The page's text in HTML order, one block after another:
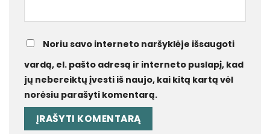
Noriu savo interneto naršyklėje išsaugoti
vardą, el. pašto adresą ir interneto puslapį, kad
jų nebereiktų įvesti iš naujo, kai kitą kartą vėl
norėsiu parašyti komentarą.